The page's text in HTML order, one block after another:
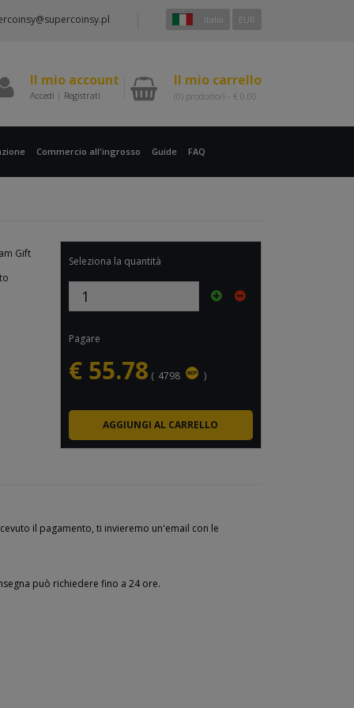
Italia EUR
Il mio account
Accedi | Registrati
Il mio carrello
(0) prodotto/i - € 0.00
Commercio all'ingrosso Guide FAQ
Gift
Seleziona la quantità
Pagare
€ 55.78 ( 4798 )
il pagamento, ti invieremo un'email con le
può richiedere fino a 24 ore.